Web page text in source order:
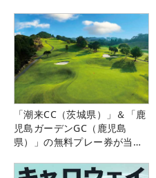
「潮来CC（茨城県）」＆「鹿
児島ガーデンGC（鹿児島
県）」の無料プレー券が当た